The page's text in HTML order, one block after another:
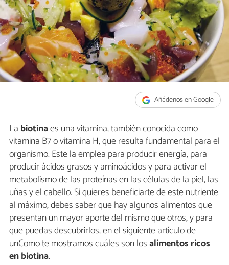
Añádenos en Google
La biotinaes una vitamina, también conocida como
vitamina B7 o vitamina H, que resulta fundamental para el
organismo. Este la emplea para producir energía, para
producir ácidos grasos y aminoácidos y para activar el
metabolismo de las proteínas en las células de la piel, las
uñas y el cabello. Si quieres beneficiarte de este nutriente
al máximo, debes saber que hay algunos alimentos que
presentan un mayor aporte del mismo que otros, y para
que puedas descubrirlos, en el siguiente artículo de
unComo te mostramos cuáles son losalimentos ricos
en biotina.